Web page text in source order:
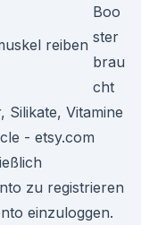
Boo
ster
brau
cht
Silikate, Vitamine
- etsy.com
zu registrieren
einzuloggen.